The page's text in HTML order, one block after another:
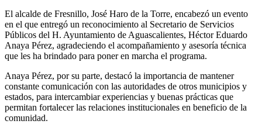
El alcalde de Fresnillo, José Haro de la Torre, encabezó un evento
en el que entregó un reconocimiento al Secretario de Servicios
Públicos del H. Ayuntamiento de Aguascalientes, Héctor Eduardo
Anaya Pérez, agradeciendo el acompañamiento y asesoría técnica
que les ha brindado para poner en marcha el programa.
Anaya Pérez, por su parte, destacó la importancia de mantener
constante comunicación con las autoridades de otros municipios y
estados, para intercambiar experiencias y buenas prácticas que
permitan fortalecer las relaciones institucionales en beneficio de la
comunidad.